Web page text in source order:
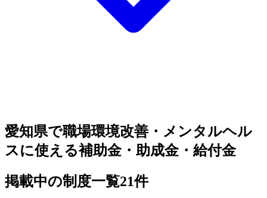
愛知県で職場環境改善・メンタルヘル
スに使える補助金・助成金・給付金
掲載中の制度一覧21件